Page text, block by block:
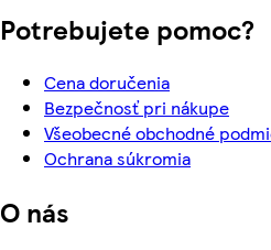
Potrebujete pomoc?
Cena doručenia
Bezpečnosť pri nákupe
Všeobecné obchodné
Ochrana súkromia
O nás